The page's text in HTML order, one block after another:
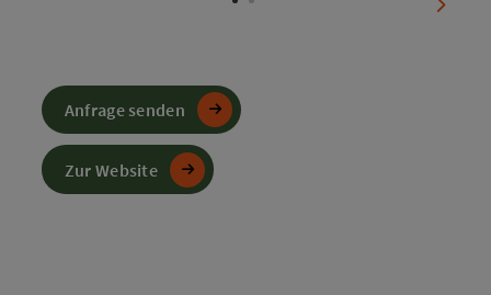
Anfrage senden
Zur Website